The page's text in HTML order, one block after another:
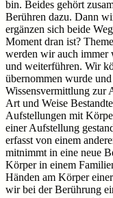
bin. Beides gehört
Berühren dazu. Dann
ergänzen sich beide
Moment dran ist?
werden wir auch immer
und weiterführen. Wir
übernommen wurde
Wissensvermittlung zur
Art und Weise
Aufstellungen mit
einer Aufstellung
erfasst von einem
mitnimmt in eine neue
Körper in einem
Händen am Körper
wir bei der Berührung